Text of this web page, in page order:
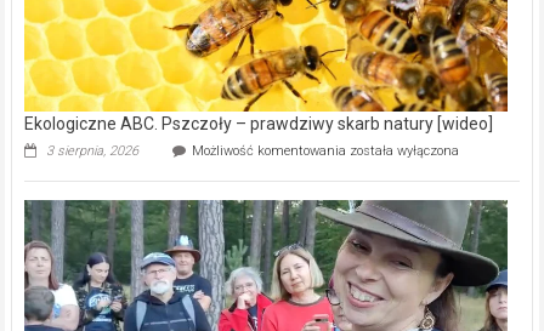
modernizację
oczyszczalni
ścieków
[wideo]
Ekologiczne ABC. Pszczoły – prawdziwy skarb natury [wideo]
3 sierpnia, 2026 Możliwość komentowania Ekologiczne
–
prawdziwy
skarb
natury
[wideo]
została wyłączona